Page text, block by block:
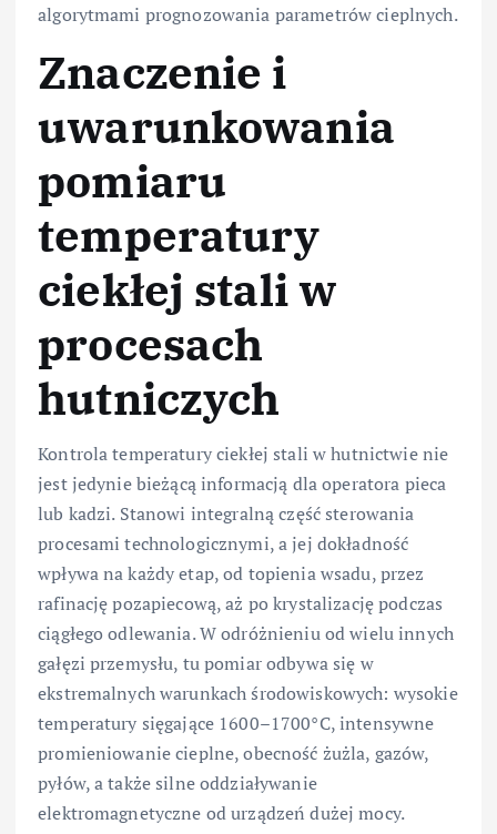
algorytmami prognozowania parametrów cieplnych.
Znaczenie i
uwarunkowania
pomiaru
temperatury
ciekłej stali w
procesach
hutniczych
Kontrola temperatury ciekłej stali w hutnictwie nie
jest jedynie bieżącą informacją dla operatora pieca
lub kadzi. Stanowi integralną część sterowania
procesami technologicznymi, a jej dokładność
wpływa na każdy etap, od topienia wsadu, przez
rafinację pozapiecową, aż po krystalizację podczas
ciągłego odlewania. W odróżnieniu od wielu innych
gałęzi przemysłu, tu pomiar odbywa się w
ekstremalnych warunkach środowiskowych: wysokie
temperatury sięgające 1600–1700°C, intensywne
promieniowanie cieplne, obecność żużla, gazów,
pyłów, a także silne oddziaływanie
elektromagnetyczne od urządzeń dużej mocy.